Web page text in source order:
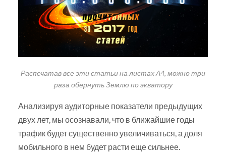
Распечатав все эти статьи на листах А4, можно три
раза обернуть Землю по экватору
Анализируя аудиторные показатели предыдущих
двух лет, мы осознавали, что в ближайшие годы
трафик будет существенно увеличиваться, а доля
мобильного в нем будет расти еще сильнее.